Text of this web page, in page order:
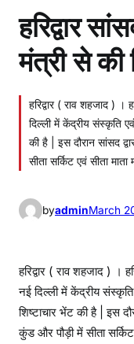
हरिद्वार
मंत्री से की
हरिद्वार ( राव शहजाद ) ।
दिल्ली में केंद्रीय संस्कृति
की है | इस दौरान सांसद
सीता सर्किट एवं सीता
byadminMarch
हरिद्वार ( राव शहजाद ) ।
नई दिल्ली में केंद्रीय
शिष्टाचार भेंट की है | इस
कुंड और पौड़ी में सीता